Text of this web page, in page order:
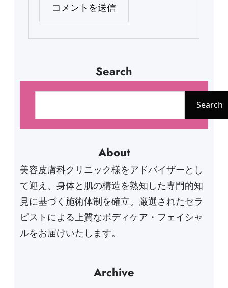
Search
Search
About
美容皮膚科クリニック様をアドバイザーとし
て迎え、身体と肌の構造を熟知した専門的知
見に基づく施術体制を確立。厳選されたセラ
ピストによる上質なボディケア・フェイシャ
ルをお届けいたします。
Archive